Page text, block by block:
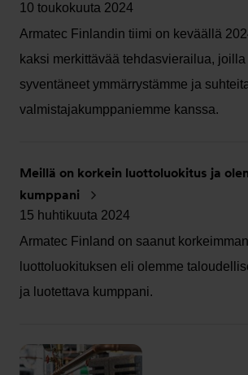
10 toukokuuta 2024
Armatec Finlandin tiimi on keväällä
kaksi merkittävää tehdasvierailua, joilla
syventäneet ymmärrystämme ja
valmistajakumppaniemme kanssa.
Meillä on korkein luottoluokitus ja
kumppani
15 huhtikuuta 2024
Armatec Finland on saanut korkeimman
luottoluokituksen eli olemme
ja luotettava kumppani.